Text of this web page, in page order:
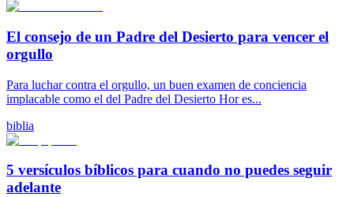
El consejo de un Padre del Desierto para vencer el
orgullo
Para luchar contra el orgullo, un buen examen de conciencia
implacable como el del Padre del Desierto Hor es...
biblia
5 versículos bíblicos para cuando no puedes seguir
adelante